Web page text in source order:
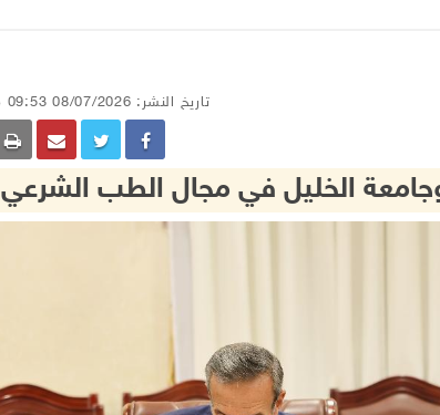
تاريخ النشر: 08/07/2026 09:53 م
وجامعة الخليل في مجال الطب الشرعي